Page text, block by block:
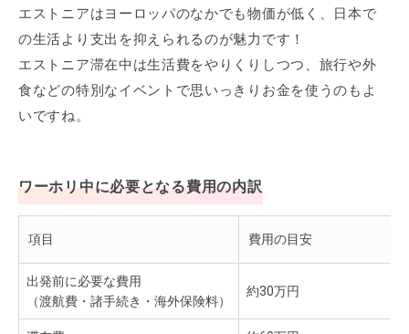
エストニアはヨーロッパのなかでも物価が低く、日本で
の生活より支出を抑えられるのが魅力です！
エストニア滞在中は生活費をやりくりしつつ、旅行や外
食などの特別なイベントで思いっきりお金を使うのもよ
いですね。
ワーホリ中に必要となる費用の内訳
項目 費用の目安
出発前に必要な費用
（渡航費・諸手続き・海外保険料）
約30万円